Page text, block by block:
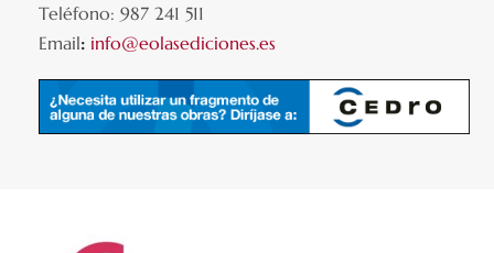
Teléfono: 987 241 511
Email: info@eolasediciones.es